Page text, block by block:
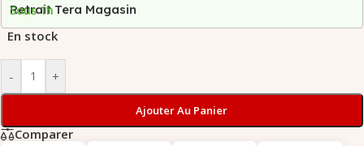
Retrait Tera Magasin
Sous 1h
En stock
- +
Ajouter Au Panier
Comparer